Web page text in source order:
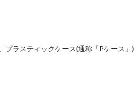
プラスティックケース(通称「Pケース」)